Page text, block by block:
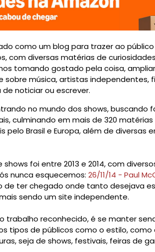
como um blog para trazer ao
com diversas matérias de
tomando gostado pela coisa,
sobre música, artistas independentes,
noticiar ou escrever.
no mundo dos shows, buscando
culminando em mais de 320
pelo Brasil e Europa, além de diversas
foi entre 2013 e 2014, com
nunca esquecemos: 26/11/14 - Paul
de ter chegado onde tanto desejava
sendo um site independente.
trabalho reconhecido, é se manter
tipos de públicos como o estilo,
seja de shows, festivais, feiras de